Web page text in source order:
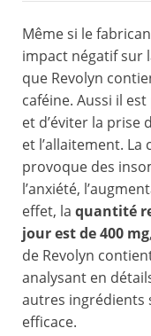
Même si le
impact négatif sur
que Revolyn
caféine. Aussi il
et d’éviter la prise
et l’allaitement. La
provoque des
l’anxiété,
effet, la quantité
jour est de 400 mg
de Revolyn
analysant en
autres ingrédients
efficace.